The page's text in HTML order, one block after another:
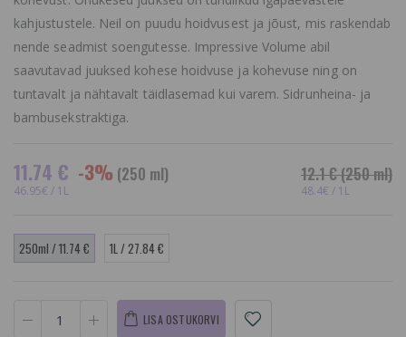
kahjustustele. Neil on puudu hoidvusest ja jõust, mis raskendab
nende seadmist soengutesse. Impressive Volume abil
saavutavad juuksed kohese hoidvuse ja kohevuse ning on
tuntavalt ja nähtavalt täidlasemad kui varem. Sidrunheina- ja
bambusekstraktiga.
11.74 € -3% (250 ml)
46.95€ / 1L
12.1 €(250 ml)
48.4€ / 1L
250ml / 11.74 € 1L / 27.84 €
LISA OSTUKORVI